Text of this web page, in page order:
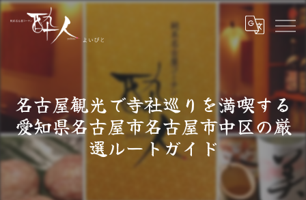
名古屋観光で寺社巡りを満喫する
愛知県名古屋市名古屋市中区の厳
選ルートガイド